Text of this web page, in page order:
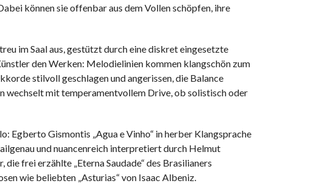
können sie offenbar aus dem Vollen schöpfen, ihre
im Saal aus, gestützt durch eine diskret eingesetzte
den Werken: Melodielinien kommen klangschön zum
stilvoll geschlagen und angerissen, die Balance
wechselt mit temperamentvollem Drive, ob solistisch oder
Egberto Gismontis „Agua e Vinho“ in herber Klangsprache
und nuancenreich interpretiert durch Helmut
frei erzählte „Eterna Saudade“ des Brasilianers
wie beliebten „Asturias“ von Isaac Albeniz.